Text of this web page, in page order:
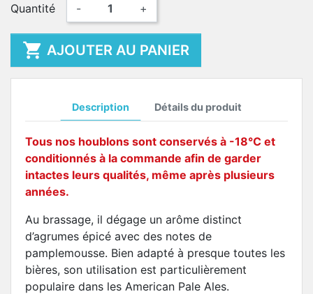
Quantité - +
 AJOUTER AU PANIER
Description Détails du produit
Tous nos houblons sont conservés à -18°C et
conditionnés à la commande afin de garder
intactes leurs qualités, même après plusieurs
années.
Au brassage, il dégage un arôme distinct
d’agrumes épicé avec des notes de
pamplemousse. Bien adapté à presque toutes les
bières, son utilisation est particulièrement
populaire dans les American Pale Ales.